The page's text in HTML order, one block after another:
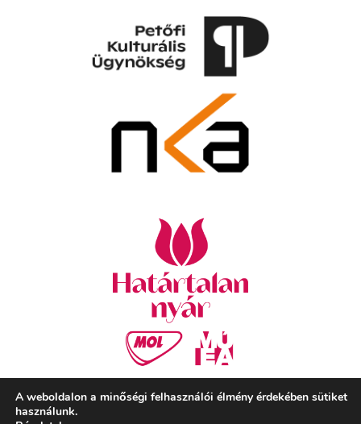
A weboldalon a minőségi felhasználói élmény érdekében sütiket
használunk.